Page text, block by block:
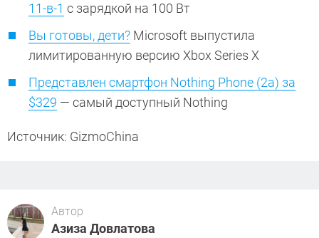
11-в-1 с зарядкой на 100 Вт
Вы готовы, дети? Microsoft выпустила
лимитированную версию Xbox Series X
Представлен смартфон Nothing Phone (2a) за
$329 — самый доступный Nothing
Источник: GizmoChina
Автор
Азиза Довлатова